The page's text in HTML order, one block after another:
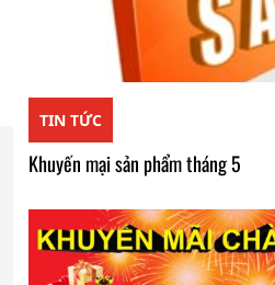
TIN TỨC
Khuyến mại sản phẩm tháng 5